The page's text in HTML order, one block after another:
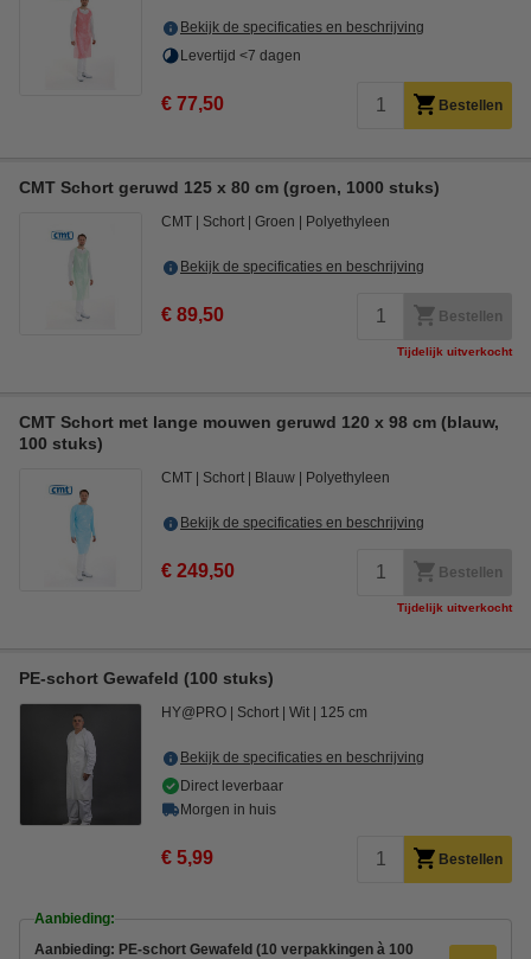
Bekijk de specificaties en beschrijving
Levertijd <7 dagen
€ 77,50 Bestellen
CMT Schort geruwd 125 x 80 cm (groen, 1000 stuks)
CMT Schort Groen Polyethyleen
Bekijk de specificaties en beschrijving
€ 89,50 Bestellen
Tijdelijk uitverkocht
CMT Schort met lange mouwen geruwd 120 x 98 cm (blauw,
100 stuks)
CMT Schort Blauw Polyethyleen
Bekijk de specificaties en beschrijving
€ 249,50 Bestellen
Tijdelijk uitverkocht
PE-schort Gewafeld (100 stuks)
HY@PRO Schort Wit 125 cm
Bekijk de specificaties en beschrijving
Direct leverbaar
Morgen in huis
€ 5,99 Bestellen
Aanbieding:
Aanbieding: PE-schort Gewafeld (10 verpakkingen à 100